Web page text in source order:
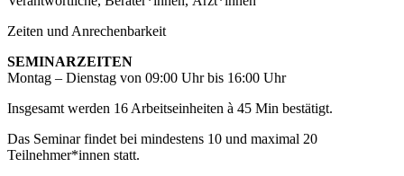
Zeiten und Anrechenbarkeit
SEMINARZEITEN
Montag – Dienstag von 09:00 Uhr bis 16:00 Uhr
Insgesamt werden 16 Arbeitseinheiten à 45 Min bestätigt.
Das Seminar findet bei mindestens 10 und maximal 20
Teilnehmer*innen statt.